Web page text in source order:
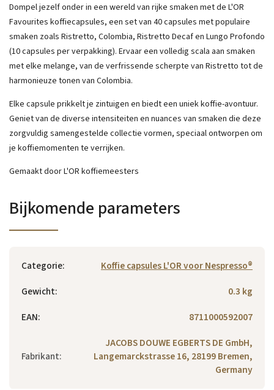
Dompel jezelf onder in een wereld van rijke smaken met de L'OR
Favourites koffiecapsules, een set van 40 capsules met populaire
smaken zoals Ristretto, Colombia, Ristretto Decaf en Lungo Profondo
(10 capsules per verpakking). Ervaar een volledig scala aan smaken
met elke melange, van de verfrissende scherpte van Ristretto tot de
harmonieuze tonen van Colombia.
Elke capsule prikkelt je zintuigen en biedt een uniek koffie-avontuur.
Geniet van de diverse intensiteiten en nuances van smaken die deze
zorgvuldig samengestelde collectie vormen, speciaal ontworpen om
je koffiemomenten te verrijken.
Gemaakt door L'OR koffiemeesters
Bijkomende parameters
Categorie:
Koffie capsules L'OR voor Nespresso®
Gewicht:
0.3 kg
EAN: 8711000592007
Fabrikant:
JACOBS DOUWE EGBERTS DE GmbH,
Langemarckstrasse 16, 28199 Bremen,
Germany